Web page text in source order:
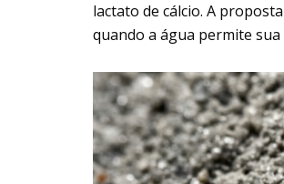
lactato de cálcio. A
quando a água permite sua